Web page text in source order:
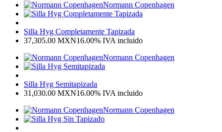
Normann Copenhagen
Silla Hyg Completamente Tapizada
37,305.00 MXN16.00% IVA incluido
Normann Copenhagen
Silla Hyg Semitapizada
31,030.00 MXN16.00% IVA incluido
Normann Copenhagen